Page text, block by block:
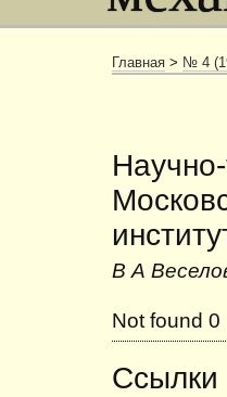
Главная > № 4
В А
Not found 0
Ссылки